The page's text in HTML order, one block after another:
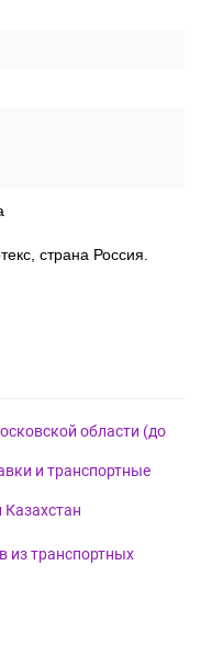
страна Россия.
области (до
и транспортные
Казахстан
из транспортных